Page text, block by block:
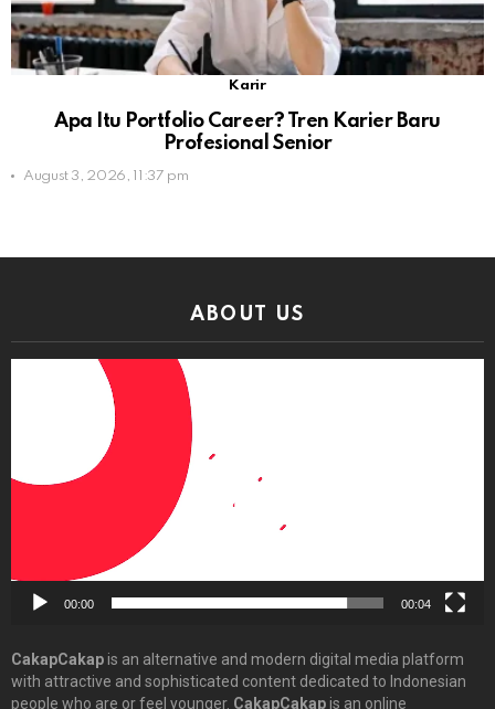
Karir
Apa Itu Portfolio Career? Tren Karier Baru
Profesional Senior
August 3, 2026, 11:37 pm
ABOUT US
00:00 00:04
CakapCakapis an alternative and modern digital media platform
with attractive and sophisticated content dedicated to Indonesian
people who are or feel younger. CakapCakapis an online